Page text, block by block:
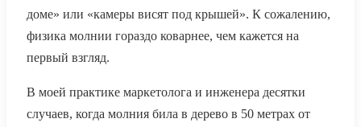
доме» или «камеры висят под крышей». К сожалению,
физика молнии гораздо коварнее, чем кажется на
первый взгляд.
В моей практике маркетолога и инженера десятки
случаев, когда молния била в дерево в 50 метрах от